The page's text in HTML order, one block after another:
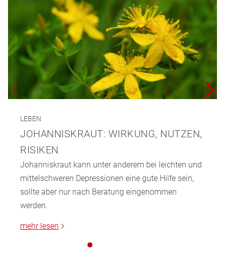
LEBEN
JOHANNISKRAUT: WIRKUNG, NUTZEN,
RISIKEN
Johanniskraut kann unter anderem bei leichten und
mittelschweren Depressionen eine gute Hilfe sein,
sollte aber nur nach Beratung eingenommen
werden.
mehr lesen